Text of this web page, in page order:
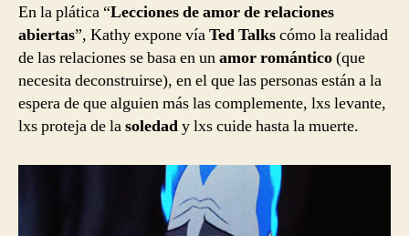
En la plática “Lecciones de amor de relaciones
abiertas”, Kathy expone víaTed Talkscómo la realidad
de las relaciones se basa en unamor romántico(que
necesita deconstruirse), en el que las personas están a la
espera de que alguien más las complemente, lxs levante,
lxs proteja de lasoledady lxs cuide hasta la muerte.